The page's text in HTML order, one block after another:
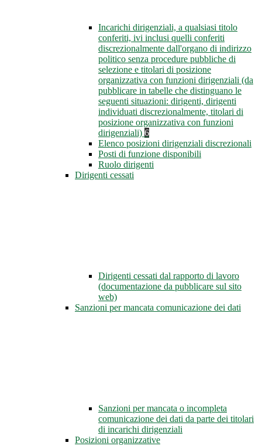
Incarichi dirigenziali, a qualsiasi titolo
conferiti, ivi inclusi quelli conferiti
discrezionalmente dall'organo di indirizzo
politico senza procedure pubbliche di
selezione e titolari di posizione
organizzativa con funzioni dirigenziali (da
pubblicare in tabelle che distinguano le
seguenti situazioni: dirigenti, dirigenti
individuati discrezionalmente, titolari di
posizione organizzativa con funzioni
dirigenziali) 6
Elenco posizioni dirigenziali discrezionali
Posti di funzione disponibili
Ruolo dirigenti
Dirigenti cessati
Dirigenti cessati dal rapporto di lavoro
(documentazione da pubblicare sul sito
web)
Sanzioni per mancata comunicazione dei dati
Sanzioni per mancata o incompleta
comunicazione dei dati da parte dei titolari
di incarichi dirigenziali
Posizioni organizzative